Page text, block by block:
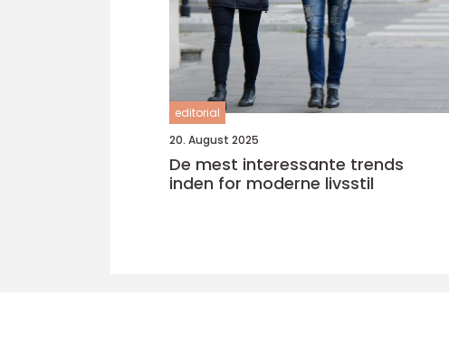
editorial
20. August 2025
De mest interessante trends
inden for moderne livsstil